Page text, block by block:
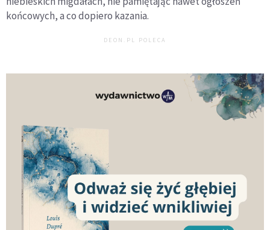
końcowych, a co dopiero kazania.
DEON.PL POLECA